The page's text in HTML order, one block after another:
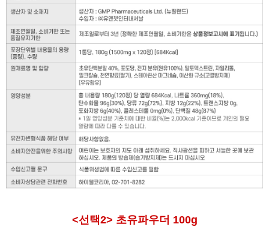
<선택2> 초유파우더 100g